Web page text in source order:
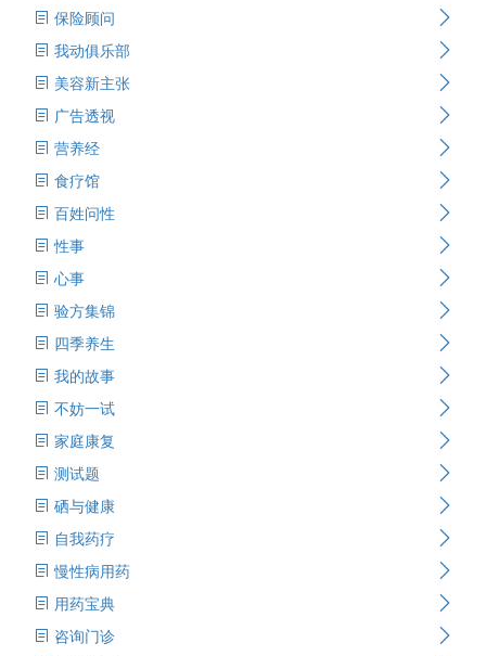
保险顾问
我动俱乐部
美容新主张
广告透视
营养经
食疗馆
百姓问性
性事
心事
验方集锦
四季养生
我的故事
不妨一试
家庭康复
测试题
硒与健康
自我药疗
慢性病用药
用药宝典
咨询门诊